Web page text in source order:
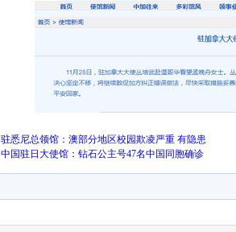
驻悉尼总领馆：澳部分地区校园欺凌严重 有隐患
中国驻日大使馆：钻石公主号47名中国同胞确诊